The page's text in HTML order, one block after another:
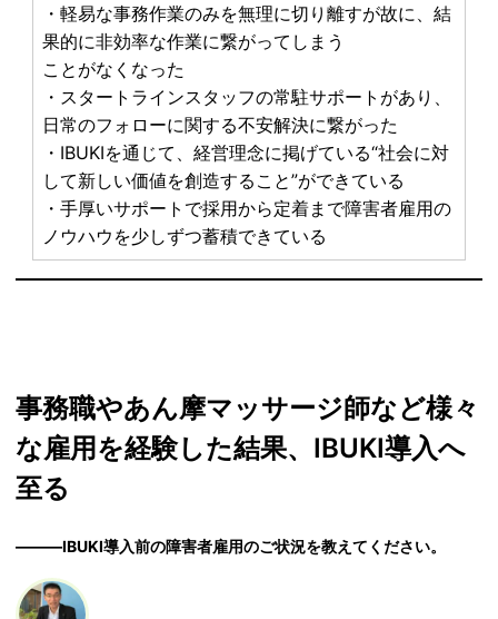
・軽易な事務作業のみを無理に切り離すが故に、結
果的に非効率な作業に繋がってしまう
ことがなくなった
・スタートラインスタッフの常駐サポートがあり、
日常のフォローに関する不安解決に繋がった
・IBUKIを通じて、経営理念に掲げている“社会に対
して新しい価値を創造すること”ができている
・手厚いサポートで採用から定着まで障害者雇用の
ノウハウを少しずつ蓄積できている
事務職やあん摩マッサージ師など様々
な雇用を経験した結果、IBUKI導入へ
至る
―――IBUKI導入前の障害者雇用のご状況を教えてください。